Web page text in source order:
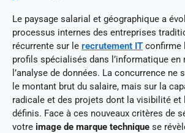
Le paysage salarial et géographique a
processus internes des entreprises
récurrente sur le recrutement IT confirme
profils spécialisés dans l’informatique en
l’analyse de données. La concurrence
le montant brut du salaire, mais sur la
radicale et des projets dont la visibilité et
définis. Face à ces nouveaux critères de
votre image de marque technique se